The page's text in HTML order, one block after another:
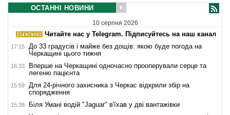
ОСТАННІ НОВИНИ
10 серпня 2026
Читайте нас у Telegram. Підписуйтесь на наш канал
17:15
До 33 градусів і майже без дощів: якою буде погода на
Черкащині цього тижня
16:33
Вперше на Черкащині одночасно прооперували серце та
легеню пацієнта
15:59
Для 24-річного захисника з Черкас відкрили збір на
спорядження
15:38 Біля Умані водій "Jaguar" в'їхав у дві вантажівки